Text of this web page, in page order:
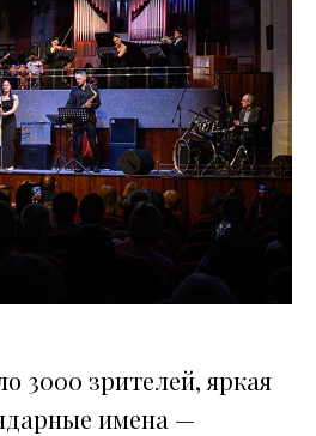
3000 зрителей, яркая
имена —